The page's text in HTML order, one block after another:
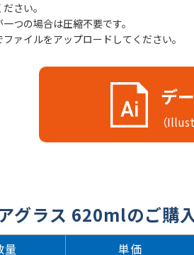
さい。
つの場合は圧縮不要です。
ァイルをアップロードしてください。
デ
（
グラス 620mlのご購
量 単価